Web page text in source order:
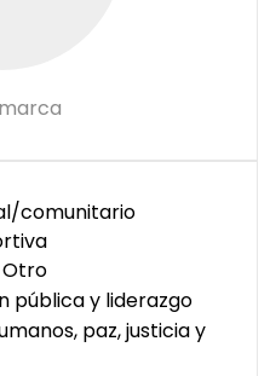
comunitario
pública y liderazgo
paz, justicia y